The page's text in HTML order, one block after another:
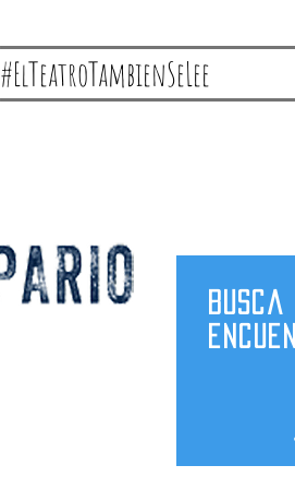
#ElTeatroTambienSeLee
Busca